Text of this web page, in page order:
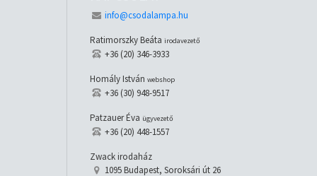
info@csodalampa.hu
Ratimorszky Beáta irodavezető
+36 (20) 346-3933
Homály István webshop
+36 (30) 948-9517
Patzauer Éva ügyvezető
+36 (20) 448-1557
Zwack irodaház
1095 Budapest, Soroksári út 26